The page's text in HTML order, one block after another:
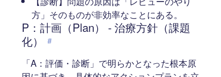
方」そのものが非効率なことにある。
P：計画（Plan） - 治療方針（課題
化）
#
「A：評価・診断」で明らかとなった根本原